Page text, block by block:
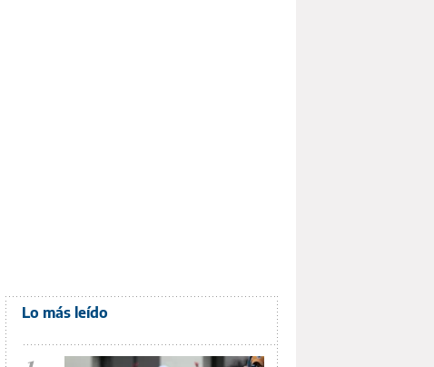
Lo más leído